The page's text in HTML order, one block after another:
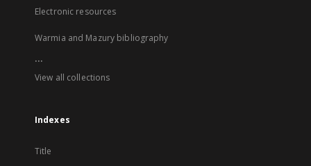
Electronic resources
Warmia and Mazury bibliography
...
View all collections
Indexes
Title